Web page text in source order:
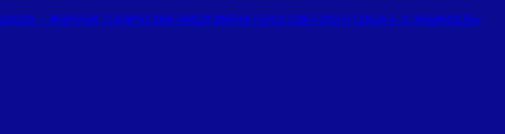
— МОРСКОЙ ТЕХНИЧЕСКИЙ ЛИЦЕЙ ИМЕНИ ГЕРОЯ СОВЕТСКОГО СОЮЗА Б. Н. АРШИНЦЕВА»